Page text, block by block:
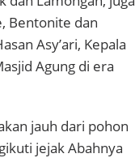
Bentonite dan
Asy’ari, Kepala
Agung di era
jauh dari pohon
jejak Abahnya